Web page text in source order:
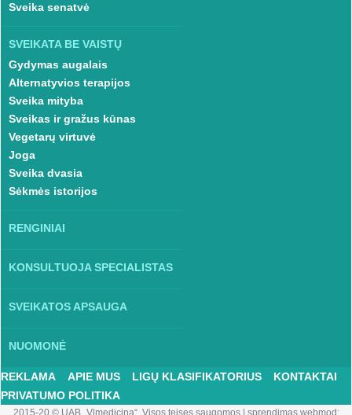
Sveika senatvė
SVEIKATA BE VAISTŲ
Gydymas augalais
Alternatyvios terapijos
Sveika mityba
Sveikas ir gražus kūnas
Vegetarų virtuvė
Joga
Sveika dvasia
Sėkmės istorijos
RENGINIAI
KONSULTUOJA SPECIALISTAS
SVEIKATOS APSAUGA
NUOMONĖ
REKLAMA APIE MUS LIGŲ KLASIFIKATORIUS
KONTAKTAI
PRIVATUMO POLITIKA
2015-20 © UAB „Vlmedicina“. Visos teises saugomos| sprendimas webmod: